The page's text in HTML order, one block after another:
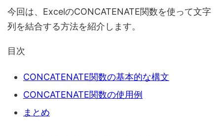
今回は、ExcelのCONCATENATE関数を使って文字
列を結合する方法を紹介します。
目次
CONCATENATE関数の基本的な構文
CONCATENATE関数の使用例
まとめ